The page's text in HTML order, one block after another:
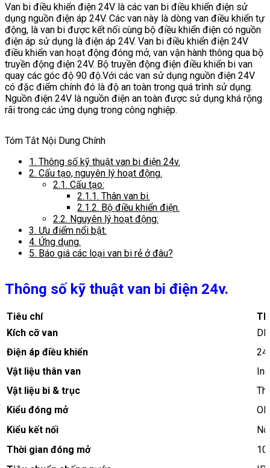
Van bi điều khiển điện 24V là các van bi điều khiển điện sử
dụng nguồn điện áp 24V. Các van này là dòng van điều khiển tự
động, là van bi được kết nối cùng bộ điều khiển điện có nguồn
điện áp sử dụng là điện áp 24V. Van bi điều khiển điện 24V
điều khiển van hoạt động đóng mở, van vận hành thông qua bộ
truyền động điện 24V. Bộ truyền động điện điều khiển bi van
quay các góc độ 90 độ.Với các van sử dụng nguồn điện 24V
có đặc điểm chính đó là độ an toàn trong quá trình sử dụng.
Nguồn điện 24V là nguồn điện an toàn được sử dụng khá rộng
rãi trong các ứng dụng trong công nghiệp.
Tóm Tắt Nội Dung Chính
1. Thông số kỹ thuật van bi điện 24v.
2. Cấu tạo, nguyên lý hoạt động.
2.1. Cấu tạo:
2.1.1. Thân van bi.
2.1.2. Bộ điều khiển điện.
2.2. Nguyên lý hoạt động:
3. Ưu điểm nổi bật.
4. Ứng dụng.
5. Báo giá các loại van bi rẻ ở đâu?
Thông số kỹ thuật van bi điện 24v.
Tiêu chí
Kích cỡ van
Điện áp điều khiển
Vật liệu thân van
Vật liệu bi & trục
Kiểu đóng mở
Kiểu kết nối
Thời gian đóng mở
10